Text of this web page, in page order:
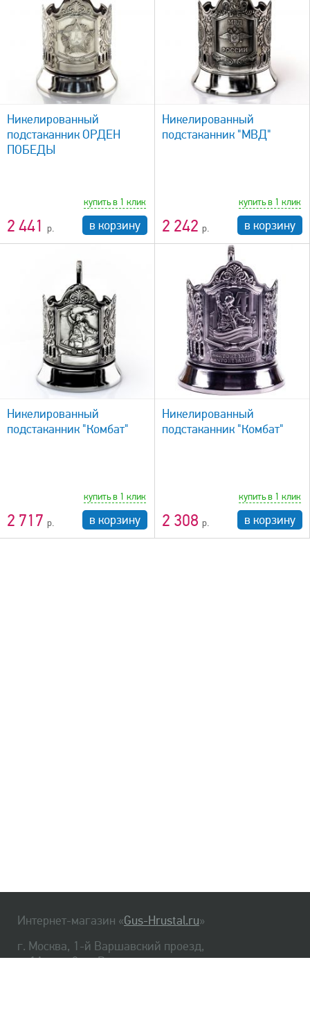
Никелированный
подстаканник ОРДЕН
ПОБЕДЫ
2 441
купить в 1 клик
в корзину
быстрый просмотр
Никелированный
подстаканник "МВД"
2 242
купить в 1 клик
в корзину
Никелированный
подстаканник "Комбат"
2 717
купить в 1 клик
в корзину
быстрый просмотр
Никелированный
подстаканник "Комбат"
2 308
купить в 1 клик
в корзину
Интернет-магазин «Gus-Hrustal.ru»
г. Москва, 1-й Варшавский проезд,
д. 1А, стр. 3, м. Варшавская